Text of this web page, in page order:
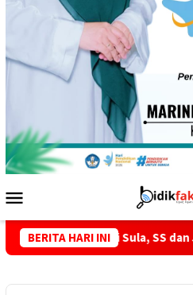
Mobile
BERITA HARI INI
M di Sula, SS dan JPS Wajib